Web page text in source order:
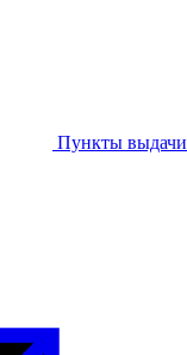
Пункты выдачи